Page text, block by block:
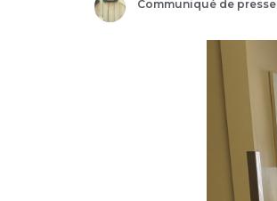
Communiqué de presse